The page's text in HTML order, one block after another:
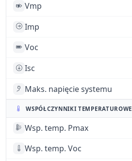
Vmp
Imp
Voc
Isc
Maks. napięcie systemu
WSPÓŁCZYNNIKI TEMPERATUROWE
Wsp. temp. Pmax
Wsp. temp. Voc